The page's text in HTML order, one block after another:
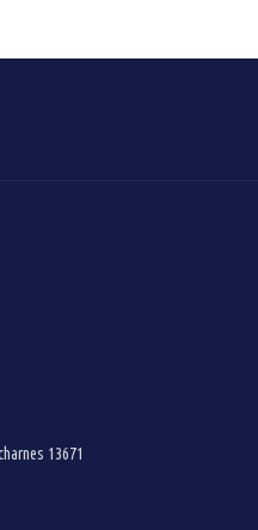
13671